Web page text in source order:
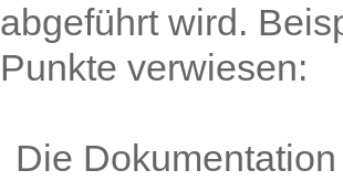
abgeführt wird.
Punkte verwiesen:
Die